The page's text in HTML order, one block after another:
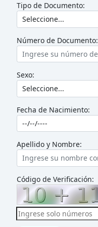
Tipo de Documento:
Número de Documento:
Sexo:
Fecha de Nacimiento:
Apellido y Nombre:
Código de Verificación: